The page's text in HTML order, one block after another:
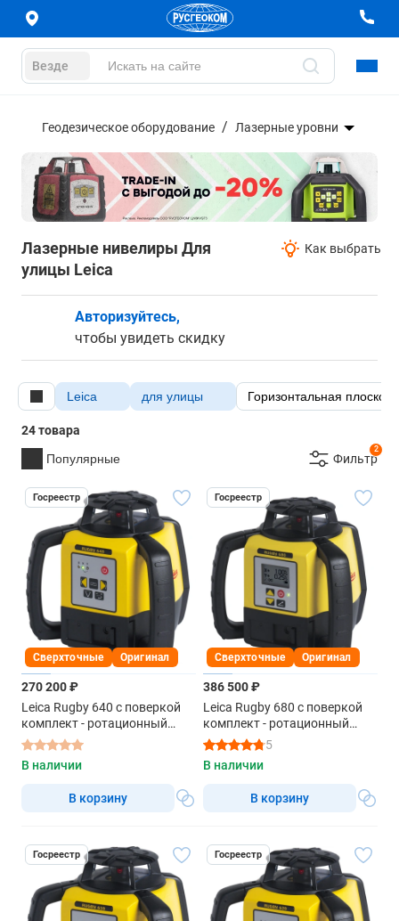
Везде
Геодезическое оборудование Лазерные уровни
Лазерные нивелиры Для
улицы Leica
Как выбрать
Авторизуйтесь,
чтобы увидеть скидку
Leica для улицы Горизонтальная
24 товара
Популярные
2
Фильтр
Госреестр
Сверхточные Оригинал
270 200 ₽
Leica Rugby 640 с поверкой
комплект - ротационный
нивелир с красным лучом
В наличии
В корзину
Госреестр
Сверхточные Оригинал
386 500 ₽
Leica Rugby 680 с поверкой
комплект - ротационный
нивелир с красным лучом
5
В наличии
В корзину
Госреестр Госреестр